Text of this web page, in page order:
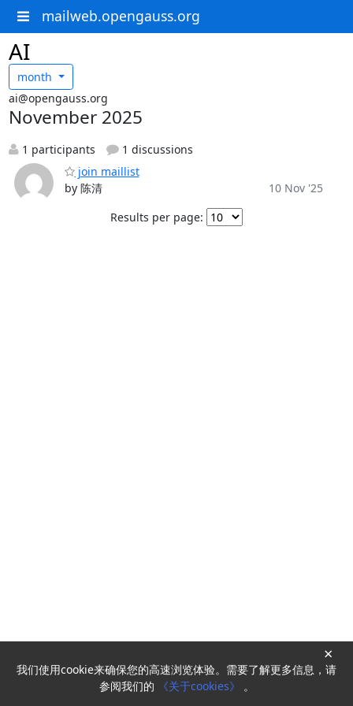
mailweb.opengauss.org
AI
month
ai@opengauss.org
November 2025
1 participants
1 discussions
join maillist
by 陈清
10 Nov '25
Results per page:
Powered byHyperKitty
我们使用cookie来确保您的高速浏览体验。需要了解更多信息，请
参阅我们的
《关于cookies》 。
×